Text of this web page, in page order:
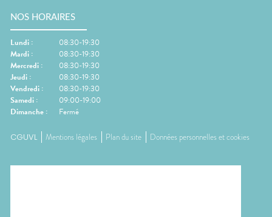
NOS HORAIRES
Lundi :
08:30-19:30
Mardi :
08:30-19:30
Mercredi :
08:30-19:30
Jeudi :
08:30-19:30
Vendredi :
08:30-19:30
Samedi :
09:00-19:00
Dimanche : Fermé
CGUVL Mentions légales Plan du site Données personnelles et cookies